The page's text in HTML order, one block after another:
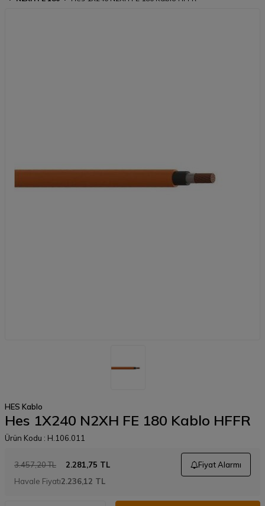
HES Kablo
Hes 1X240 N2XH FE 180 Kablo HFFR
Ürün Kodu : H.106.011
3.457,20TL 2.281,75 TL
Fiyat Alarmı
Havale Fiyatı2.236,12 TL